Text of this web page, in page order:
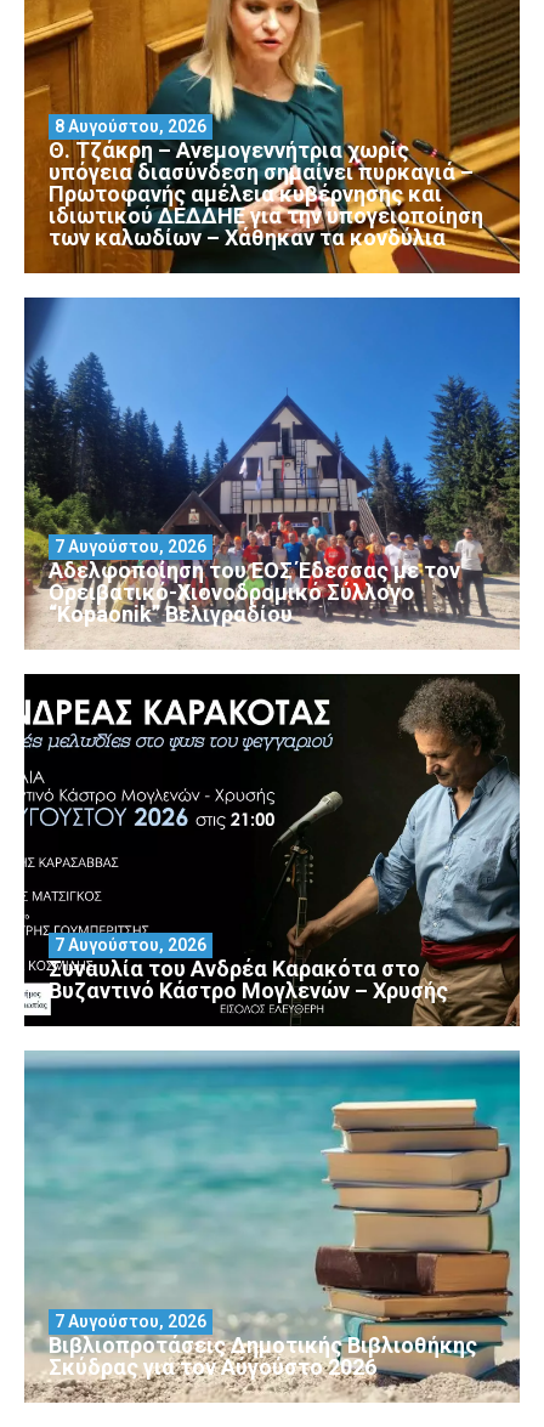
Θ. Τζάκρη – Ανεμογεννήτρια χωρίς
υπόγεια διασύνδεση σημαίνει πυρκαγιά –
Πρωτοφανής αμέλεια κυβέρνησης και
ιδιωτικού ΔΕΔΔΗΕ για την υπογειοποίηση
των καλωδίων – Χάθηκαν τα κονδύλια
8 Αυγούστου, 2026
Αδελφοποίηση του ΕΟΣ Έδεσσας με τον
Ορειβατικό-Χιονοδρομικό Σύλλογο
“Kopaonik” Βελιγραδίου
7 Αυγούστου, 2026
Συναυλία του Ανδρέα Καρακότα στο
Βυζαντινό Κάστρο Μογλενών – Χρυσής
7 Αυγούστου, 2026
Βιβλιοπροτάσεις Δημοτικής Βιβλιοθήκης
Σκύδρας για τον Αύγούστο 2026
7 Αυγούστου, 2026